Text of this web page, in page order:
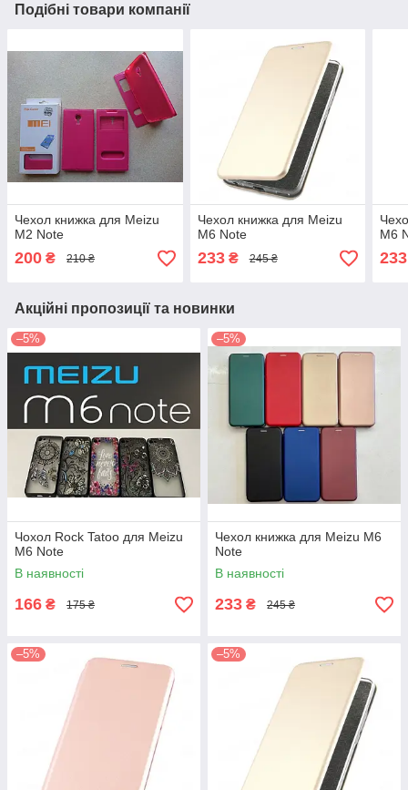
Подібні товари компанії
Чехол книжка для Meizu
M2 Note
200 ₴ 210 ₴
Чехол книжка для Meizu
M6 Note
233₴ 245 ₴
M6
233
Акційні пропозиції та новинки
–5%
Чохол Rock Tatoo для Meizu
M6 Note
В наявності
166 ₴ 175 ₴
–5%
Чехол книжка для Meizu M6
Note
В наявності
233 ₴ 245 ₴
–5% –5%